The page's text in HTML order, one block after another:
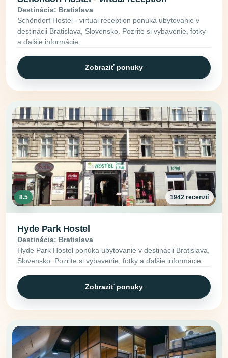
Destinácia: Bratislava
Schöndorf Hostel - virtual reception ponúka ubytovanie v
destinácii Bratislava, Slovensko. Pozrite si vybavenie, fotky
a ďalšie informácie.
Zobraziť ponuky
8.5 1942 recenzií
Hyde Park Hostel
Destinácia: Bratislava
Hyde Park Hostel ponúka ubytovanie v destinácii Bratislava,
Slovensko. Pozrite si vybavenie, fotky a ďalšie informácie.
Zobraziť ponuky